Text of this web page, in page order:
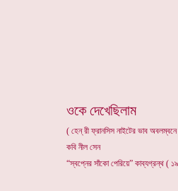
ওকে দেখেছিলাম
( হেন্ রী ফ্রানসিস নাইটের ভাব
কবি নীল সেন
“স্বপ্নের সাঁকো পেরিয়ে” কাব্যগ্রন্থ (